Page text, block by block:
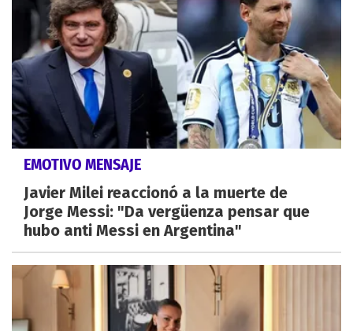
EMOTIVO MENSAJE
Javier Milei reaccionó a la muerte de
Jorge Messi: "Da vergüenza pensar que
hubo anti Messi en Argentina"